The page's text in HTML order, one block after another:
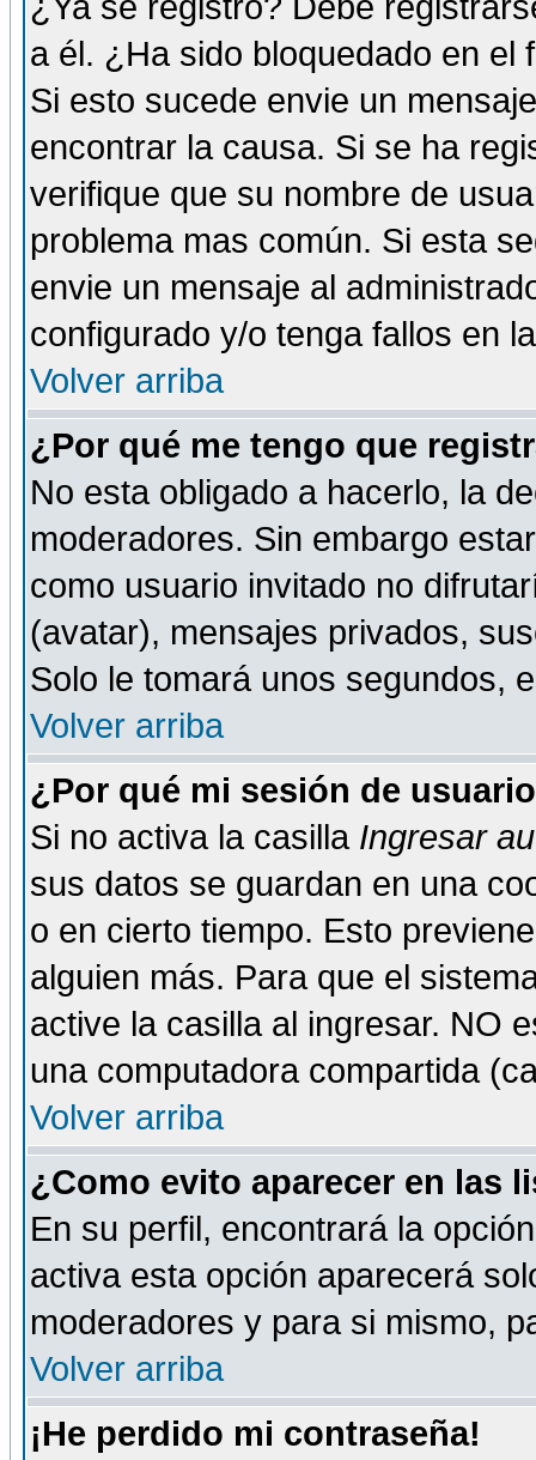
a él. ¿Ha sido bloquedado en
Si esto sucede envie un
encontrar la causa. Si se ha
verifique que su nombre de
problema mas común. Si esta
envie un mensaje al
configurado y/o tenga fallos en
Volver arriba
¿Por qué me tengo que
No esta obligado a hacerlo, la
moderadores. Sin embargo
como usuario invitado no
(avatar), mensajes privados,
Solo le tomará unos segundos,
Volver arriba
¿Por qué mi sesión de
Si no activa la casilla Ingresar
sus datos se guardan en una
o en cierto tiempo. Esto
alguien más. Para que el
active la casilla al ingresar. NO
una computadora compartida
Volver arriba
¿Como evito aparecer en las
En su perfil, encontrará la
activa esta opción aparecerá
moderadores y para si mismo,
Volver arriba
¡He perdido mi contraseña!